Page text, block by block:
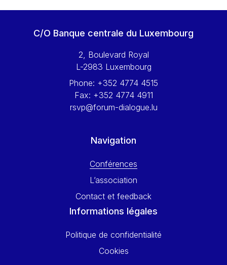
Walter Hagg
Wolfgang Ketterle
Yossi Beillin
Yves FRANCHET
C/O Banque centrale du Luxembourg
2, Boulevard Royal
L-2983 Luxembourg
Phone: +352 4774 4515
Fax: +352 4774 4911
rsvp@forum-dialogue.lu
Navigation
Conférences
L’association
Contact et feedback
Informations légales
Politique de confidentialité
Cookies